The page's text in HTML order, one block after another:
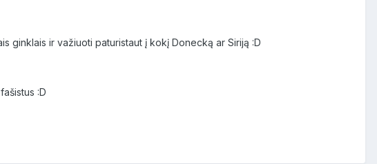
ginklais ir važiuoti paturistaut į kokį Donecką ar Siriją :D
:D